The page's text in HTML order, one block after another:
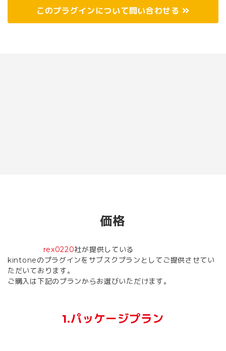
このプラグインについて問い合わせる
価格
rex0220社が提供している
kintoneのプラグインをサブスクプランとしてご提供させてい
ただいております。
ご購入は下記のプランからお選びいただけます。
1.パッケージプラン